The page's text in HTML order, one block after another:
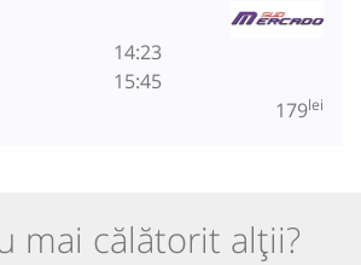
14:23
15:45
179lei
mai călătorit alții?